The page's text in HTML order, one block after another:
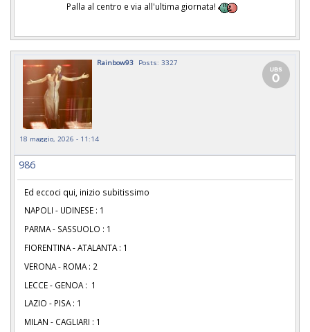
Palla al centro e via all'ultima giornata!
Rainbow93 Posts: 3327
18 maggio, 2026 - 11:14
986
Ed eccoci qui, inizio subitissimo
NAPOLI - UDINESE : 1
PARMA - SASSUOLO : 1
FIORENTINA - ATALANTA : 1
VERONA - ROMA : 2
LECCE - GENOA : 1
LAZIO - PISA : 1
MILAN - CAGLIARI : 1